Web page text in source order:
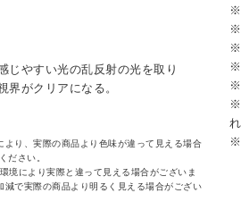
じやすい光の乱反射の光を取り
界がクリアになる。
り、実際の商品より色味が違って見える場合
ださい。
境により実際と違って見える場合がございま
で実際の商品より明るく見える場合がござい
※
※
※
※
※
※
※